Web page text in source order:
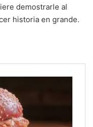
demostrarle al
historia en grande.